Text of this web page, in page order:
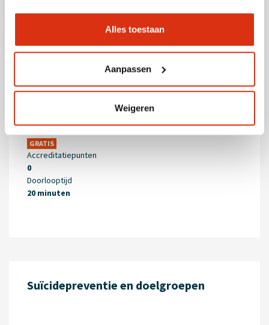
Alles toestaan
Aanpassen
Weigeren
GRATIS
Accreditatiepunten
0
Doorlooptijd
20 minuten
Suïcidepreventie en doelgroepen